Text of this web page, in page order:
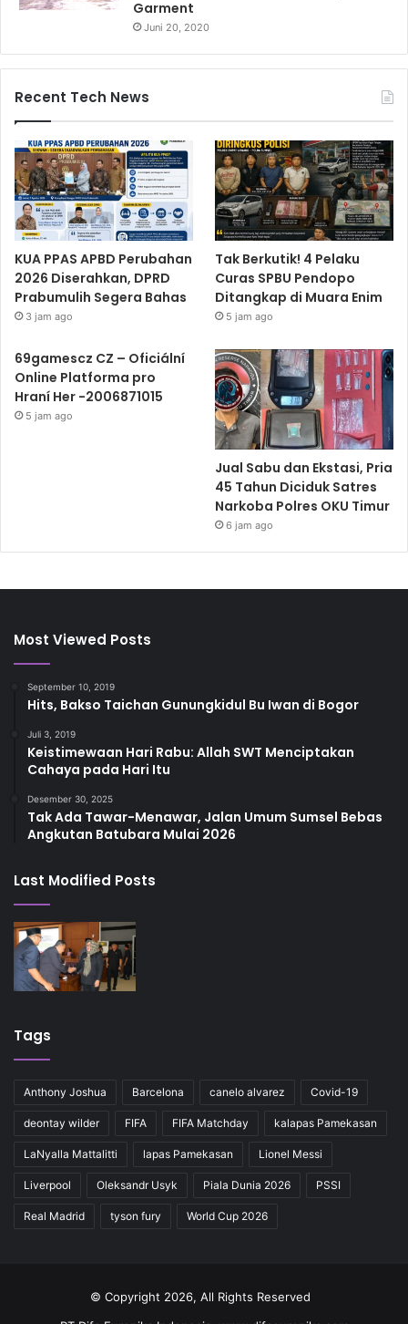
Garment
Juni 20, 2020
Recent Tech News
KUA PPAS APBD Perubahan
2026 Diserahkan, DPRD
Prabumulih Segera Bahas
3 jam ago
Tak Berkutik! 4 Pelaku
Curas SPBU Pendopo
Ditangkap di Muara Enim
5 jam ago
69gamescz CZ – Oficiální
Online Platforma pro
Hraní Her -2006871015
5 jam ago
Jual Sabu dan Ekstasi, Pria
45 Tahun Diciduk Satres
Narkoba Polres OKU Timur
6 jam ago
Most Viewed Posts
September 10, 2019
Hits, Bakso Taichan Gunungkidul Bu Iwan di Bogor
Juli 3, 2019
Keistimewaan Hari Rabu: Allah SWT Menciptakan
Cahaya pada Hari Itu
Desember 30, 2025
Tak Ada Tawar-Menawar, Jalan Umum Sumsel Bebas
Angkutan Batubara Mulai 2026
Last Modified Posts
Tags
Anthony Joshua Barcelona canelo alvarez Covid-19
deontay wilder FIFA FIFA Matchday kalapas Pamekasan
LaNyalla Mattalitti lapas Pamekasan Lionel Messi
Liverpool Oleksandr Usyk Piala Dunia 2026 PSSI
Real Madrid tyson fury World Cup 2026
© Copyright 2026, All Rights Reserved